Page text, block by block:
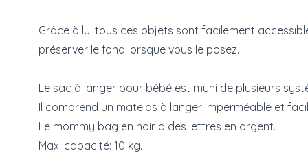
Grâce à lui tous ces objets sont facilement
préserver le fond lorsque vous le posez.
Le sac à langer pour bébé est muni de plusieurs
Il comprend un matelas à langer imperméable et
Le mommy bag en noir a des lettres en argent.
Max. capacité: 10 kg.